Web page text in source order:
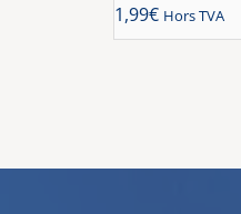
1,99€ Hors TVA